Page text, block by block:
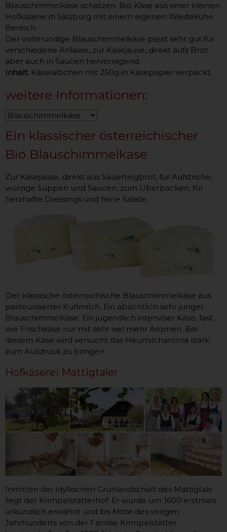
Blauschimmelkäse schätzen. Bio Käse aus einer kleinen
Hofkäserei in Salzburg mit einem eigenen Weidekühe
Bereich.
Der vollmundige Blauschimmelkäse passt sehr gut für
verschiedene Anlässe, zur Käsejause, direkt aufs Brot
aber auch in Saucen hervorragend.
Inhalt: Käselaibchen mit 250g in Käsepapier verpackt.
weitere Informationen:
Ein klassischer österreichischer
Bio Blauschimmelkäse
Zur Käsejause, direkt aus Sauerteigbrot, für Aufstriche,
würzige Suppen und Saucen, zum Überbacken, für
herzhafte Dressings und feine Salate.
Der klassische österreichische Blauschimmelkäse aus
pasteurisierter Kuhmilch. Ein absichtlich sehr junger
Blauschimmelkäse. Ein jugendlich intenviser Käse, fast
wie Frischkäse nur mit sehr viel mehr Aromen. Bei
diesem Käse wird versucht das Heumilcharoma stark
zum Ausdruck zu bringen.
Hofkäserei Mattigtaler
Inmitten der idyllischen Grünlandschaft des Mattigtals
liegt der Krimpelstätterhof. Er wurde um 1600 erstmals
urkundlich erwähnt und bis Mitte des vorigen
Jahrhunderts von der Familie Krimpelstätter